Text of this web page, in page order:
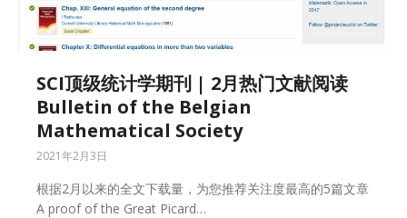
SCI顶级统计学期刊 | 2月热门文献阅读
Bulletin of the Belgian
Mathematical Society
2021年2月3日
根据2月以来的全文下载量，为您推荐关注度最高的5篇文章
A proof of the Great Picard…